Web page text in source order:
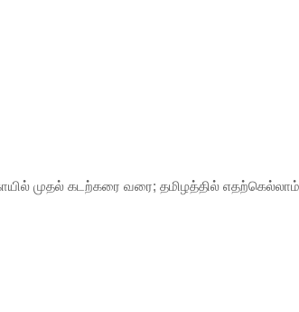
முதல் கடற்கரை வரை; தமிழத்தில் எதற்கெல்லாம்